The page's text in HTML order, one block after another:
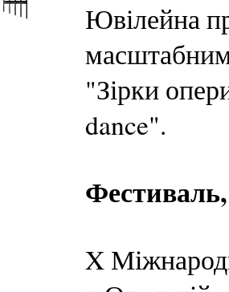
Ювілейна
"Зірки
dance".
X